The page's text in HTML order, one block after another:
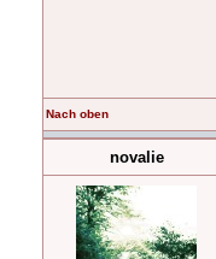
Nach oben
novalie